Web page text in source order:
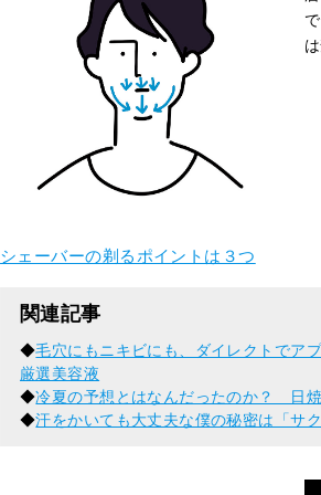
シェーバーの剃るポイントは３つ
関連記事
◆毛穴にもニキビにも、ダイレクトでア
厳選美容液
◆冷夏の予想とはなんだったのか？ 日
◆汗をかいても大丈夫な僕の秘密は「サ